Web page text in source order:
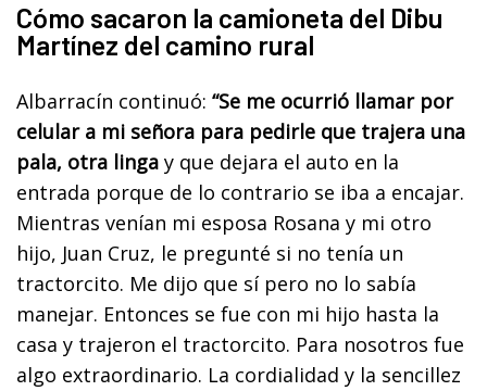
Cómo sacaron la camioneta del Dibu
Martínez del camino rural
Albarracín continuó: “Se me ocurrió llamar por
celular a mi señora para pedirle que trajera una
pala, otra linga y que dejara el auto en la
entrada porque de lo contrario se iba a encajar.
Mientras venían mi esposa Rosana y mi otro
hijo, Juan Cruz, le pregunté si no tenía un
tractorcito. Me dijo que sí pero no lo sabía
manejar. Entonces se fue con mi hijo hasta la
casa y trajeron el tractorcito. Para nosotros fue
algo extraordinario. La cordialidad y la sencillez